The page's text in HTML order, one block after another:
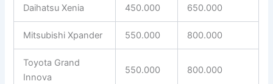
Daihatsu Xenia 450.000 650.000
Mitsubishi Xpander 550.000 800.000
Toyota Grand
Innova
550.000 800.000